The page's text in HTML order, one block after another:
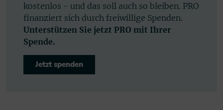
kostenlos - und das soll auch so bleiben. PRO
finanziert sich durch freiwillige Spenden.
Unterstützen Sie jetzt PRO mit Ihrer
Spende.
Jetzt spenden